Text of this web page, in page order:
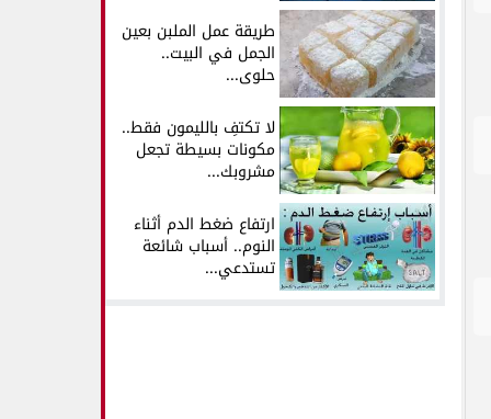
طريقة عمل الملبن بعين
الجمل في البيت..
حلوى...
لا تكتفِ بالليمون فقط..
مكونات بسيطة تجعل
مشروبك...
ارتفاع ضغط الدم أثناء
النوم.. أسباب شائعة
تستدعي...